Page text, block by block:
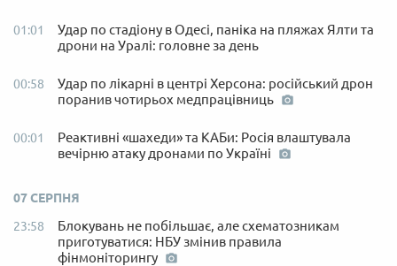
01:01
Удар по стадіону в Одесі, паніка на пляжах Ялти та
дрони на Уралі: головне за день
00:58
Удар по лікарні в центрі Херсона: російський дрон
поранив чотирьох медпрацівниць
00:01
Реактивні «шахеди» та КАБи: Росія влаштувала
вечірню атаку дронами по Україні
07 СЕРПНЯ
23:58
Блокувань не побільшає, але схематозникам
приготуватися: НБУ змінив правила
фінмоніторингу